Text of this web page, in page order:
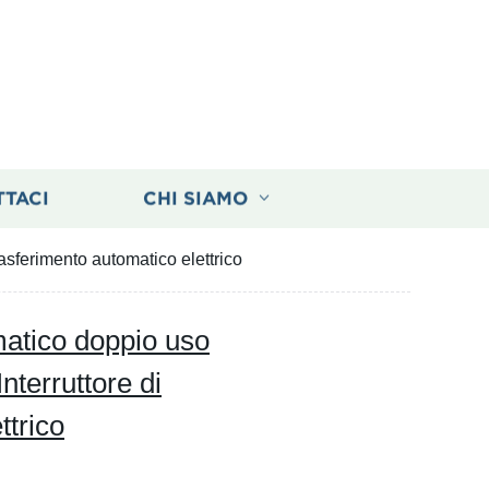
CHI SIAMO
automatico elettrico
doppio uso
di